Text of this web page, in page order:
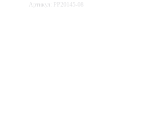
Артикул: PP20145-08